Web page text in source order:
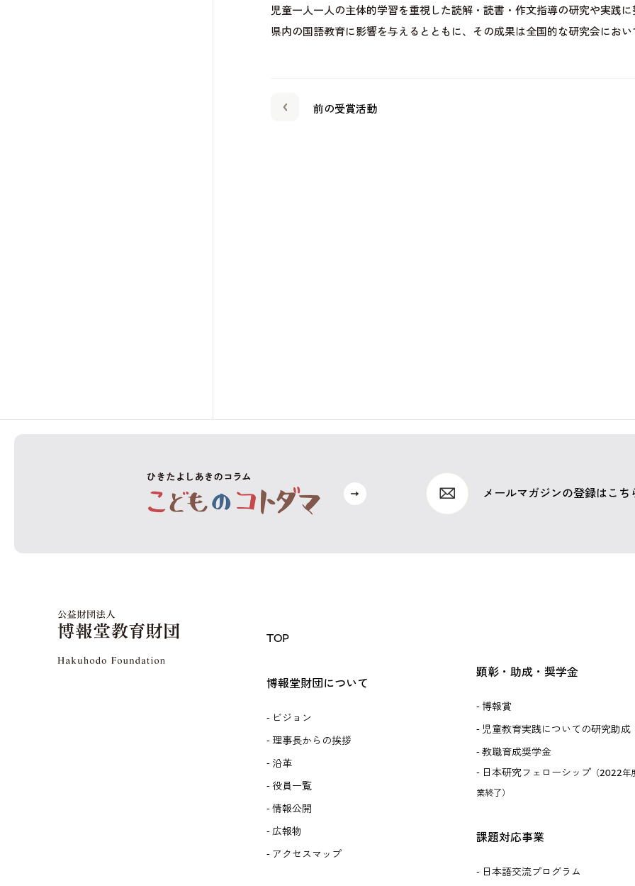
児童一人一人の主体的学習を重視した読解・読書・作文指導の研究や実践
県内の国語教育に影響を与えるとともに、その成果は全国的な研究会にお
前の受賞活動
メールマガジンの登録はこち
TOP
博報堂財団について
ビジョン
理事長からの挨拶
沿革
役員一覧
情報公開
広報物
アクセスマップ
顕彰・助成・奨学金
博報賞
児童教育実践についての研究助成
教職育成奨学金
日本研究フェローシップ （2022年
業終了）
課題対応事業
日本語交流プログラム